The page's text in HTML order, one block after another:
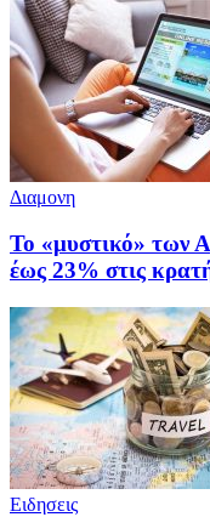
Διαμονη
Το «μυστικό» των
έως 23% στις
Ειδησεις